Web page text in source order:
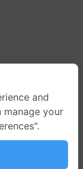
นคร 10330
and
manage your